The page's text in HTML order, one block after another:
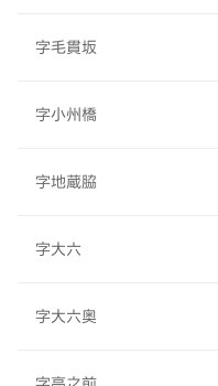
字毛貫坂
字小州橋
字地蔵脇
字大六
字大六奥